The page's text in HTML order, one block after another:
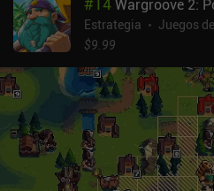
guerra de ballenas. Sigue siendo
divertido sistema de combate que
casual, pero ten cuidado con las
en el juego.
Wargroove 2:
Estrategia
Juegos
$9.99